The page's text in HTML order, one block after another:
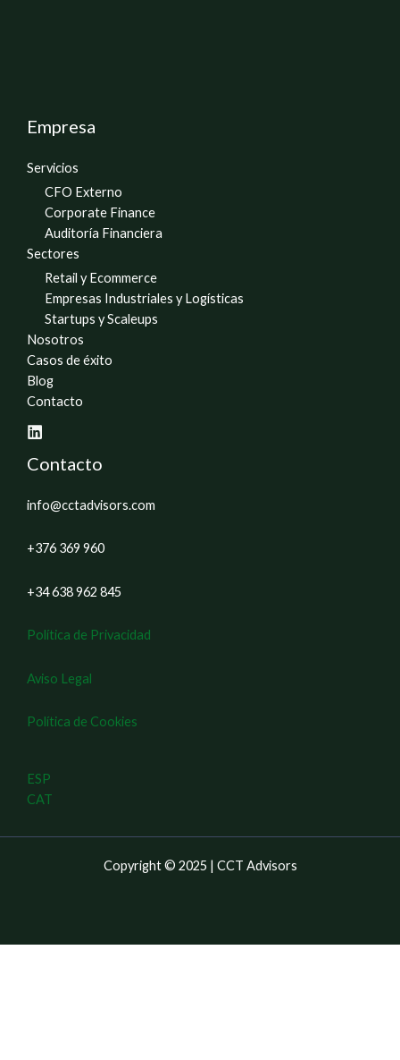
Empresa
Servicios
CFO Externo
Corporate Finance
Auditoría Financiera
Sectores
Retail y Ecommerce
Empresas Industriales y Logísticas
Startups y Scaleups
Nosotros
Casos de éxito
Blog
Contacto
Contacto
info@cctadvisors.com
+376 369 960
+34 638 962 845
Política de Privacidad
Aviso Legal
Política de Cookies
ESP
CAT
Copyright © 2025 | CCT Advisors